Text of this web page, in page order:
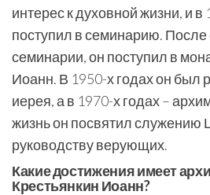
интерес к духовной жизни, и в
поступил в семинарию. После
семинарии, он поступил в
Иоанн. В 1950-х годах он был
иерея, а в 1970-х годах –
жизнь он посвятил служению
руководству верующих.
Какие достижения имеет
Крестьянкин Иоанн?